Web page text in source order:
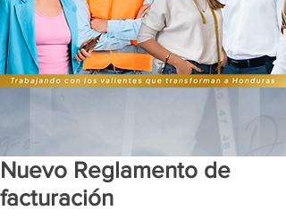
Nuevo Reglamento de
facturación